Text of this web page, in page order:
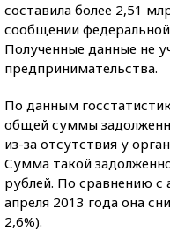
составила более 2,51
сообщении
Полученные данные не
предпринимательства.
По данным
общей суммы
из-за отсутствия у
Сумма такой
рублей. По сравнению с
апреля 2013 года она
2,6%).